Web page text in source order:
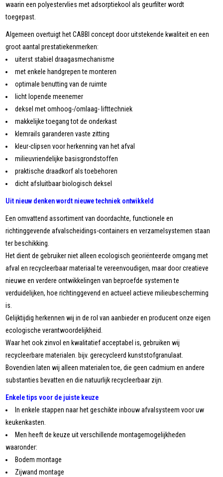
waarin een polyestervlies met adsorptiekool als geurfilter wordt
toegepast.
Algemeen overtuigt het CABBI concept door uitstekende kwaliteit en een
groot aantal prestatiekenmerken:
uiterst stabiel draagasmechanisme
met enkele handgrepen te monteren
optimale benutting van de ruimte
licht lopende meenemer
deksel met omhoog-/omlaag- lifttechniek
makkelijke toegang tot de onderkast
klemrails garanderen vaste zitting
kleur-clipsen voor herkenning van het afval
milieuvriendelijke basisgrondstoffen
praktische draadkorf als toebehoren
dicht afsluitbaar biologisch deksel
Uit nieuw denken wordt nieuwe techniek ontwikkeld
Een omvattend assortiment van doordachte, functionele en
richtinggevende afvalscheidings-containers en verzamelsystemen staan
ter beschikking.
Het dient de gebruiker niet alleen ecologisch georiënteerde omgang met
afval en recycleerbaar materiaal te vereenvoudigen, maar door creatieve
nieuwe en verdere ontwikkelingen van beproefde systemen te
verduidelijken, hoe richtinggevend en actueel actieve milieubescherming
is.
Gelijktijdig herkennen wij in de rol van aanbieder en producent onze eigen
ecologische verantwoordelijkheid.
Waar het ook zinvol en kwalitatief acceptabel is, gebruiken wij
recycleerbare materialen. bijv. gerecycleerd kunststofgranulaat.
Bovendien laten wij alleen materialen toe, die geen cadmium en andere
substanties bevatten en die natuurlijk recycleerbaar zijn.
Enkele tips voor de juiste keuze
In enkele stappen naar het geschikte inbouw afvalsysteem voor uw
keukenkasten.
Men heeft de keuze uit verschillende montagemogelijkheden
waaronder:
Bodem montage
Zijwand montage